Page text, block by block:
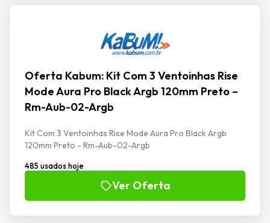
Oferta Kabum: Kit Com 3 Ventoinhas Rise
Mode Aura Pro Black Argb 120mm Preto –
Rm-Aub-02-Argb
Kit Com 3 Ventoinhas Rise Mode Aura Pro Black Argb
120mm Preto - Rm-Aub-02-Argb
485 usados hoje
Ver Oferta